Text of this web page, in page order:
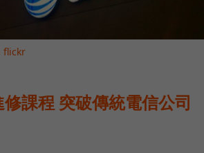
flickr
課程 突破傳統電信公司